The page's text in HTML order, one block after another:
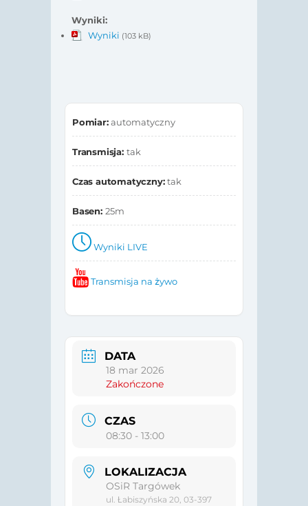
Wyniki:
Wyniki (103 kB)
Pomiar:automatyczny
Transmisja: tak
Czas automatyczny:tak
Basen: 25m
Wyniki LIVE
Transmisja na żywo
DATA
18 mar 2026
Zakończone
CZAS
08:30 - 13:00
LOKALIZACJA
OSiR Targówek
ul. Łabiszyńska 20, 03-397